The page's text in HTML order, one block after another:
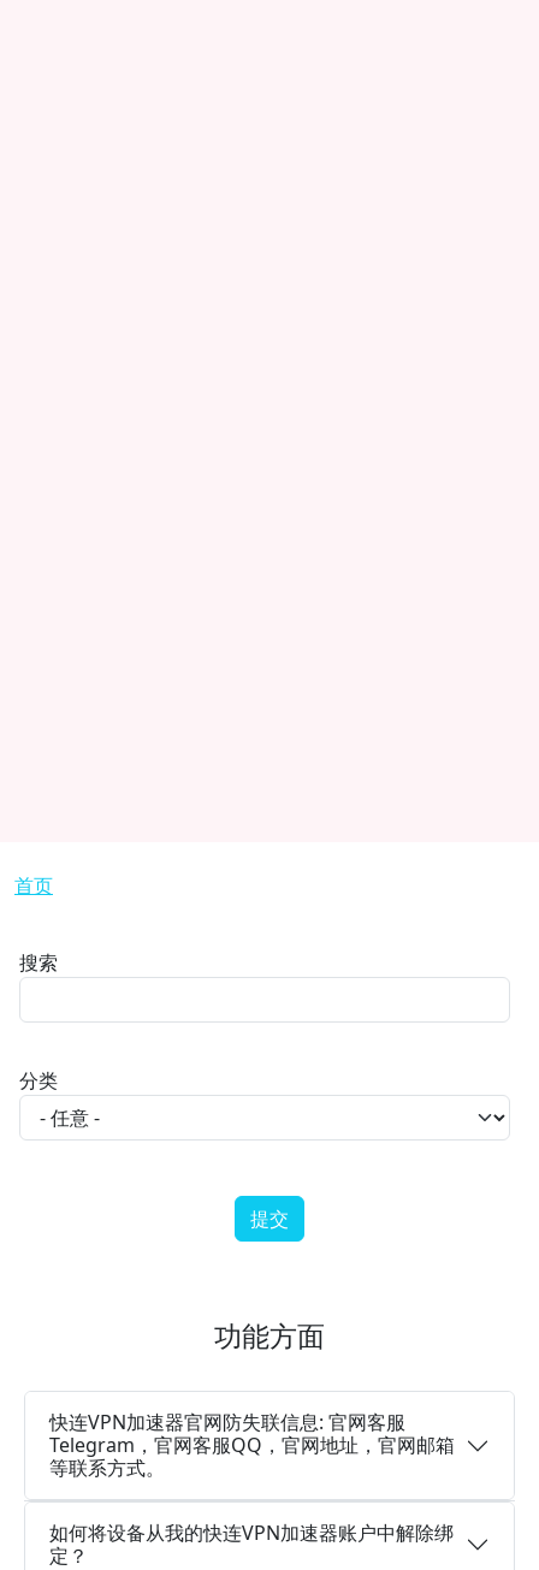
面包屑
首页
搜索
分类
功能方面
快连VPN加速器官网防失联信息: 官网客服
Telegram，官网客服QQ，官网地址，官网邮箱
等联系方式。
如何将设备从我的快连VPN加速器账户中解除绑
定？